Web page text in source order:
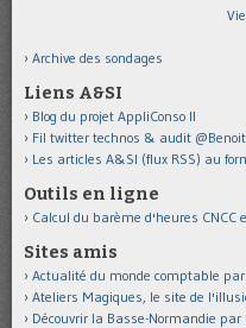
Archive des sondages
Liens A&SI
Blog du projet AppliConso II
Fil twitter technos & audit
Les articles A&SI (flux RSS) au
Outils en ligne
Calcul du barème d'heures CNCC
Sites amis
Actualité du monde comptable par
Ateliers Magiques, le site de
Découvrir la Basse-Normandie